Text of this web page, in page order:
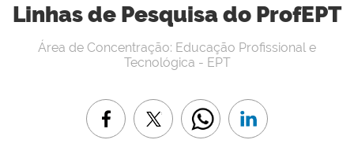
Linhas de Pesquisa do ProfEPT
Área de Concentração: Educação Profissional e
Tecnológica - EPT